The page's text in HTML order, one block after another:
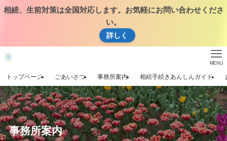
相続、生前対策は全国対応します。お気軽にお問い合わせくださ
い。
詳しく
MENU
トップページ ごあいさつ 事務所案内 相続手続きあんしんガイド
事務所案内